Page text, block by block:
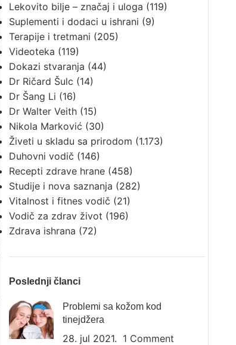
Lekovito bilje – značaj i uloga (119)
Suplementi i dodaci u ishrani (9)
Terapije i tretmani (205)
Videoteka (119)
Dokazi stvaranja (44)
Dr Ričard Šulc (14)
Dr Šang Li (16)
Dr Walter Veith(15)
Nikola Marković (30)
Živeti u skladu sa prirodom (1.173)
Duhovni vodič (146)
Recepti zdrave hrane(458)
Studije i nova saznanja (282)
Vitalnost i fitnes vodič (21)
Vodič za zdrav život (196)
Zdrava ishrana (72)
Poslednji članci
Problemi sa kožom kod
tinejdžera
28. jul 2021. 1 Comment